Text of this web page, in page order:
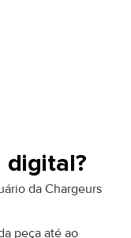
digital?
da Chargeurs
peça até ao